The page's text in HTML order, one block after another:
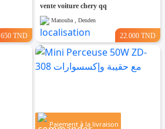
650 TND
vente voiture chery qq
Manouba , Denden
22.000 TND
Paiement à la livraison